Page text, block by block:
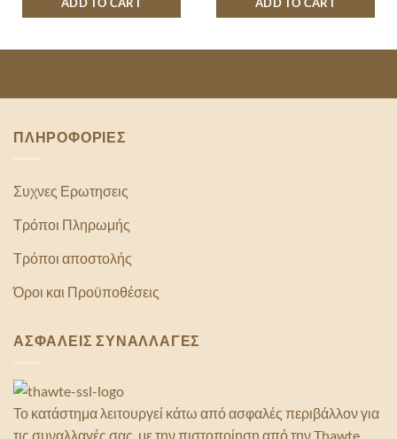
ΠΛΗΡΟΦΟΡΙΕΣ
Συχνες Ερωτησεις
Τρόποι Πληρωμής
Τρόποι αποστολής
Όροι και Προϋποθέσεις
ΑΣΦΑΛΕΙΣ ΣΥΝΑΛΛΑΓΕΣ
Το κατάστημα λειτουργεί κάτω από ασφαλές περιβάλλον για
τις συναλλαγές σας, με την πιστοποίηση από την Thawte.